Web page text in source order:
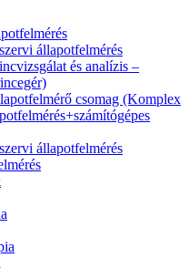
állapotfelmérés
és analízis –
csomag (Komplex
állapotfelmérés